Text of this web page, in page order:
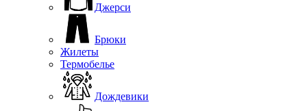
Джерси
Брюки
Жилеты
Термобелье
Дождевики